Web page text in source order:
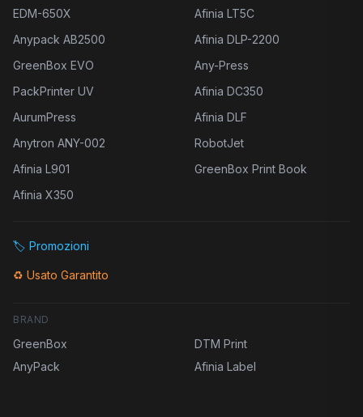
EDM-650X
Anypack AB2500
GreenBox EVO
PackPrinter UV
AurumPress
Anytron ANY-002
Afinia L901
Afinia X350
Afinia LT5C
Afinia DLP-2200
Any-Press
Afinia DC350
Afinia DLF
RobotJet
GreenBox Print Book
🏷️ Promozioni
♻️ Usato Garantito
BRAND
GreenBox
AnyPack
DTM Print
Afinia Label